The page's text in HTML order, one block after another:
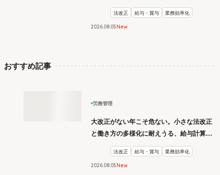
リスク管理
法改正 給与・賞与 業務効率化
2026.08 05New
おすすめ記事
労務管理
大改正がない年こそ危ない。小さな法改正
と働き方の多様化に耐えうる、給与計算と
リスク管理
法改正 給与・賞与 業務効率化
2026.08 05New